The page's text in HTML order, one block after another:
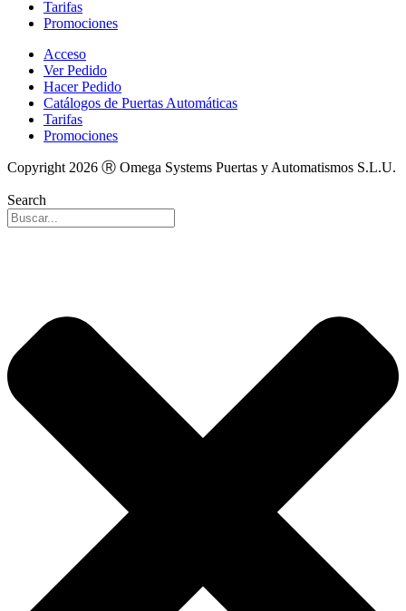
Tarifas
Promociones
Acceso
Ver Pedido
Hacer Pedido
Catálogos de Puertas Automáticas
Tarifas
Promociones
Copyright 2026 Ⓡ Omega Systems Puertas y Automatismos S.L.U.
Search